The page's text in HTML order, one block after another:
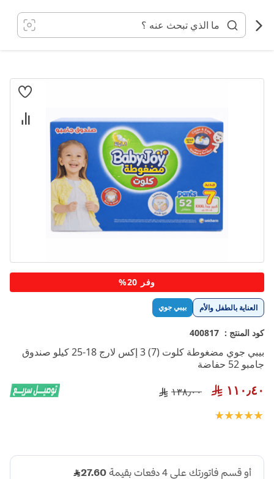
المحتوى
العناية بالطفل والأم بيبي جوي
كود المنتج : 400817
بيبي جوي مضغوطة كلوت (7) 3 إكس لارج 18-25 كيلو صندوق
جامبو 52 حفاضة
١١٠٫٤٠ ١٣٨٫٠٠
تقييم:
انتقل
تخطي
إلى
بداية
معرض
الصور
وفر 20%